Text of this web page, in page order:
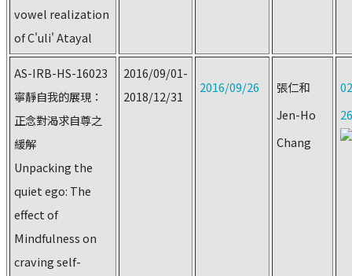
vowel realization
of C'uli' Atayal
AS-IRB-HS-16023
寧靜自我的展現：
正念對渴求自尊之
緩解
Unpacking the
quiet ego: The
effect of
Mindfulness on
craving self-
2016/09/01-
2018/12/31
2016/09/26
張仁和
Jen-Ho
Chang